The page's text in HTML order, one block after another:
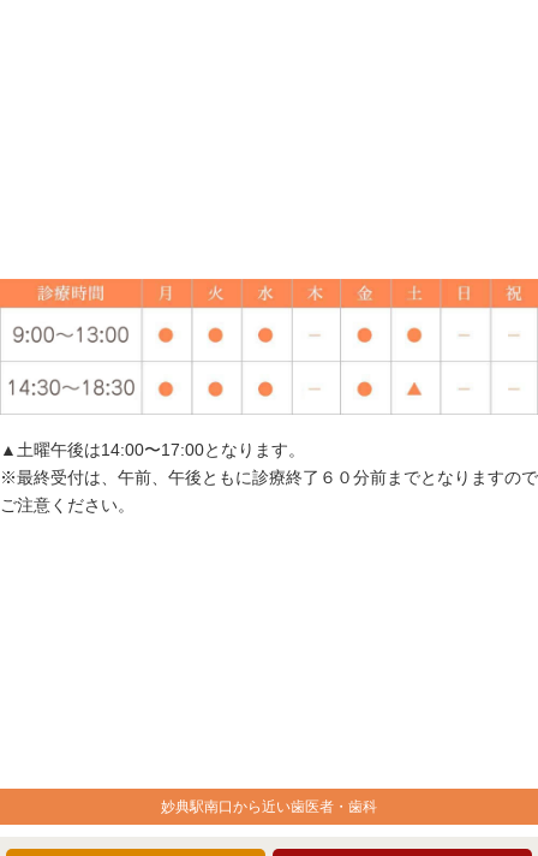
▲土曜午後は14:00〜17:00となります。
※最終受付は、午前、午後ともに診療終了６０分前までとなりますので
ご注意ください。
妙典駅南口から近い歯医者・歯科